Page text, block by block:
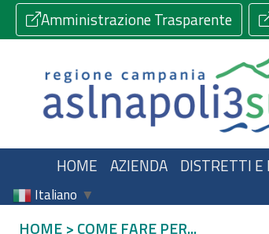
Amministrazione Trasparente
HOME AZIENDA DISTRETTI E
Italiano ▼
HOME > COME FARE PER...